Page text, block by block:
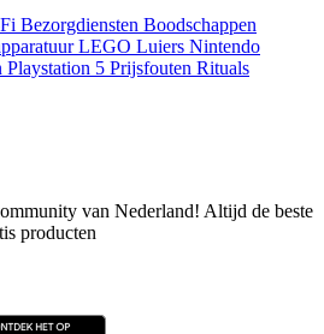
Bezorgdiensten Boodschappen
LEGO Luiers Nintendo
Playstation 5 Prijsfouten Rituals
van Nederland! Altijd de beste
producten